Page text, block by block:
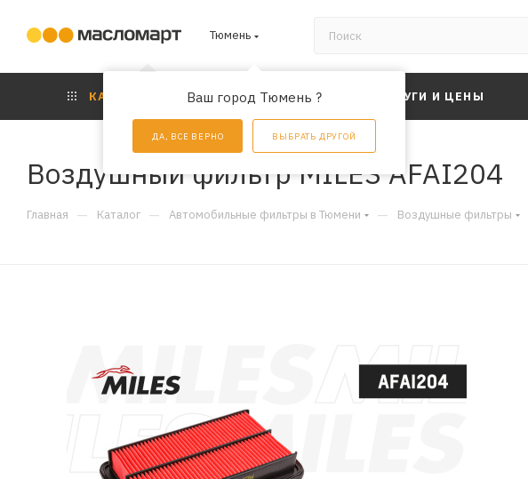
Тюмень
Ваш город Тюмень ?
ДА, ВСЕ ВЕРНО ВЫБРАТЬ ДРУГОЙ
КАТАЛОГ АКЦИИ УСЛУГИ И ЦЕНЫ
Воздушный фильтр MILES AFAI204
Главная — Каталог — Автомобильные фильтры в Тюмени — Воздушные фильтры